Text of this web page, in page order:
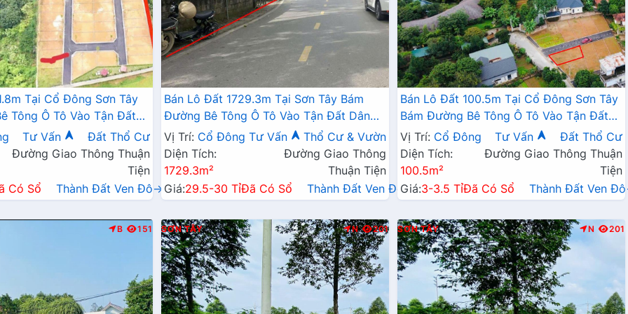
Tại Cổ Đông Sơn Tây
Tông Ô Tô Vào Tận Đất
Thân Thiện View Hồ
Đầu Tư
Tư Vấn
Đất Thổ Cư
Đường Giao Thông Thuận
Tiện
Có Sổ Thành Đất Ven Đô→
Bán Lô Đất 1729.3m Tại Sơn Tây Bám
Đường Bê Tông Ô Tô Vào Tận Đất Dân
Cư Đông Đúc Thân Thiện Gần Chợ
Trường Học Ủy Ban Phù Hợp Phân Lô Giá
Đầu Tư
Vị Trí: Cổ Đông Tư Vấn
Thổ Cư & Vườn
Diện Tích:
1729.3m²
Đường Giao Thông
Thuận Tiện
Giá:29.5-30 TỉĐã Có Sổ Thành Đất Ven Đô→
Bán Lô Đất 100.5m Tại Cổ Đông Sơn Tây
Bám Đường Bê Tông Ô Tô Vào Tận Đất
Dân Cư Đông Đúc Gần Hồ Điều Hòa
Thoáng Mát Giá Rẻ Đầu Tư Sinh Lời
Vị Trí: Cổ Đông Tư Vấn
Đất Thổ Cư
Diện Tích:
100.5m²
Đường Giao Thông Thuận
Tiện
Giá:3-3.5 TỉĐã Có Sổ Thành Đất Ven
B 151 SƠN TÂY N 201 SƠN TÂY N 201